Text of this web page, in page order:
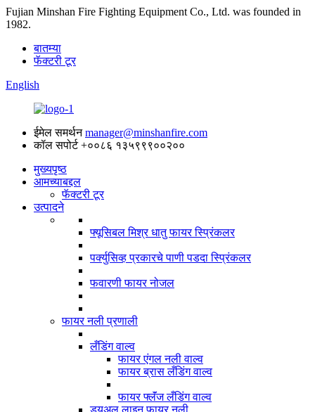
Fujian Minshan Fire Fighting Equipment Co., Ltd. was founded in
1982.
बातम्या
फॅक्टरी टूर
English
ईमेल समर्थन manager@minshanfire.com
कॉल सपोर्ट +००८६ १३५९९९००२००
मुख्यपृष्ठ
आमच्याबद्दल
फॅक्टरी टूर
उत्पादने
फ्यूसिबल मिश्र धातु फायर स्प्रिंकलर
पर्क्युसिव्ह प्रकारचे पाणी पडदा स्प्रिंकलर
फवारणी फायर नोजल
फायर नली प्रणाली
लँडिंग वाल्व
फायर एंगल नली वाल्व
फायर ब्रास लँडिंग वाल्व
फायर फ्लॅंज लँडिंग वाल्व
ड्युअल लाइन फायर नली